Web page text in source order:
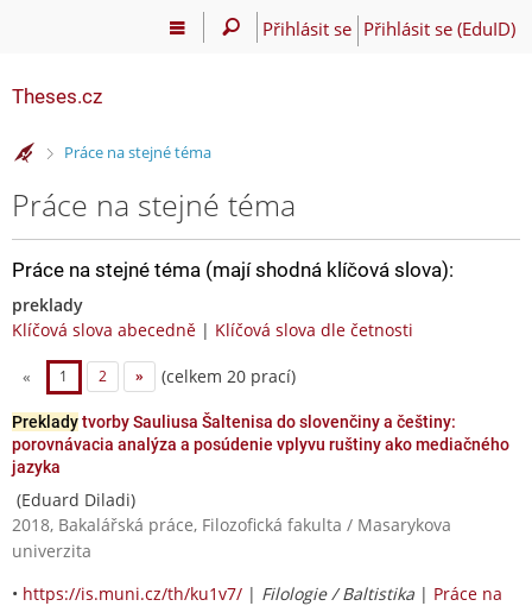
Přihlásit se Přihlásit se (EduID)
Theses.cz
>Práce na stejné téma
Práce na stejné téma
Práce na stejné téma (mají shodná klíčová slova):
preklady
Klíčová slova abecedně | Klíčová slova dle četnosti
« 1 2 » (celkem 20 prací)
Prekladytvorby Sauliusa Šaltenisa do slovenčiny a češtiny:
porovnávacia analýza a posúdenie vplyvu ruštiny ako mediačného
jazyka
(Eduard Diladi)
2018, Bakalářská práce, Filozofická fakulta / Masarykova
univerzita
• https://is.muni.cz/th/ku1v7/ | Filologie / Baltistika | Práce na